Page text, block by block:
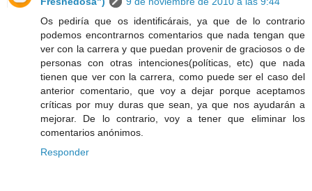
Os pediría que os identificárais, ya que de lo contrario
podemos encontrarnos comentarios que nada tengan que
ver con la carrera y que puedan provenir de graciosos o de
personas con otras intenciones(políticas, etc) que nada
tienen que ver con la carrera, como puede ser el caso del
anterior comentario, que voy a dejar porque aceptamos
críticas por muy duras que sean, ya que nos ayudarán a
mejorar. De lo contrario, voy a tener que eliminar los
comentarios anónimos.
Responder